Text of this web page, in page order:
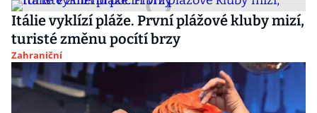
Itálie vyklízí pláže. První plážové kluby mizí,
turisté změnu pocítí brzy
Zahraniční